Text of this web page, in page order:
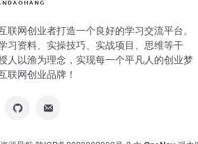
联网创业者打造一个良好的学习交流平台。
习资料、实操技巧、实战项目、思维等干
人以渔为理念，实现每一个平凡人的创业梦
联网创业品牌！